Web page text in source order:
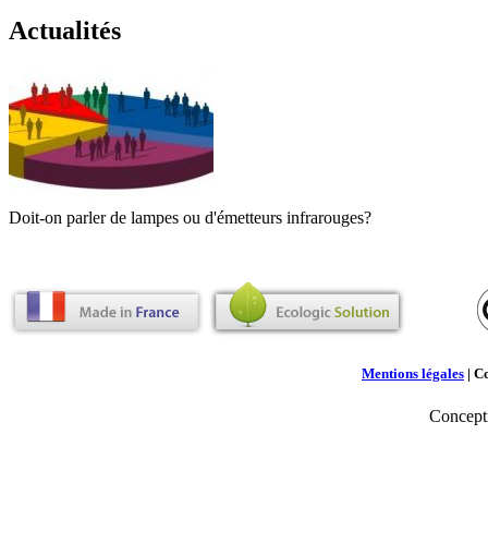
Actualités
Doit-on parler de lampes ou d'émetteurs infrarouges?
Mentions légales |